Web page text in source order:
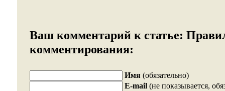
Ваш комментарий к статье:
комментирования:
Имя (обязательно)
E-mail (не показывается,